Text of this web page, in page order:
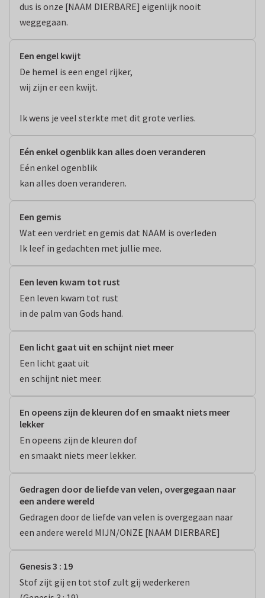
dus is onze [NAAM DIERBARE] eigenlijk nooit
weggegaan.
Een engel kwijt
De hemel is een engel rijker,
wij zijn er een kwijt.
Ik wens je veel sterkte met dit grote verlies.
Eén enkel ogenblik kan alles doen veranderen
Eén enkel ogenblik
kan alles doen veranderen.
Een gemis
Wat een verdriet en gemis dat NAAM is overleden
Ik leef in gedachten met jullie mee.
Een leven kwam tot rust
Een leven kwam tot rust
in de palm van Gods hand.
Een licht gaat uit en schijnt niet meer
Een licht gaat uit
en schijnt niet meer.
En opeens zijn de kleuren dof en smaakt niets meer
lekker
En opeens zijn de kleuren dof
en smaakt niets meer lekker.
Gedragen door de liefde van velen, overgegaan naar
een andere wereld
Gedragen door de liefde van velen is overgegaan naar
een andere wereld MIJN/ONZE [NAAM DIERBARE]
Genesis 3 : 19
Stof zijt gij en tot stof zult gij wederkeren